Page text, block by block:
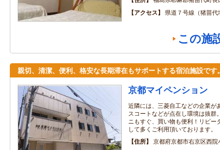
アクセス
県道７号線（猪苗
この施
親切、清潔、便利、格安な長期滞在もサポートする宿泊施設です
京都マイペンション
近隣には、三菱自工などの企業が
スコートなどが点在し環境は抜群
ニもすぐ、買い物も便利！リピー
して多くご利用頂いております。
住所
京都府京都市右京区西院